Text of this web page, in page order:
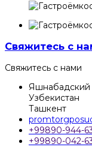
Свяжитесь с
Свяжитесь с нами
Яшнабадский
Узбекистан
Ташкент
+99890-944-
+99890-042-